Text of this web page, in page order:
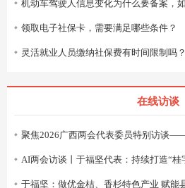
领取电子社保卡，需要满足哪些条件？
灵活就业人员缴纳社保费有时间限制吗？
在线访谈